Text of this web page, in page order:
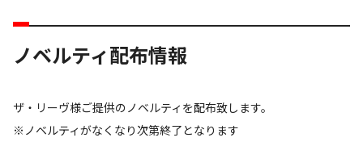
ノベルティ配布情報
ザ・リーヴ様ご提供のノベルティを配布致します。
※ノベルティがなくなり次第終了となります